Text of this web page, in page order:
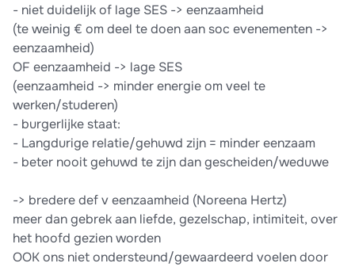
- niet duidelijk of lage SES -> eenzaamheid
(te weinig € om deel te doen aan soc evenementen ->
eenzaamheid)
OF eenzaamheid -> lage SES
(eenzaamheid -> minder energie om veel te
werken/studeren)
- burgerlijke staat:
- Langdurige relatie/gehuwd zijn = minder eenzaam
- beter nooit gehuwd te zijn dan gescheiden/weduwe
-> bredere def v eenzaamheid (Noreena Hertz)
meer dan gebrek aan liefde, gezelschap, intimiteit, over
het hoofd gezien worden
OOK ons niet ondersteund/gewaardeerd voelen door